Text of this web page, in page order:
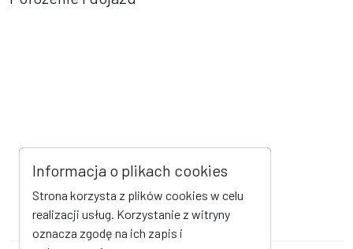
Informacja o plikach cookies
Strona korzysta z plików cookies w celu
realizacji usług. Korzystanie z witryny
oznacza zgodę na ich zapis i